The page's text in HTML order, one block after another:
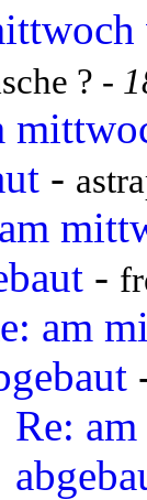
? -
-
-
am
Re: